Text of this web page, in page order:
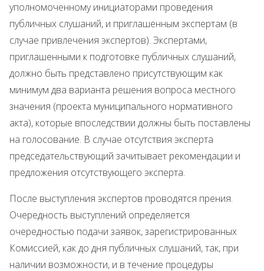
уполномоченному инициаторами проведения
публичных слушаний, и приглашенным экспертам (в
случае привлечения экспертов). Экспертами,
приглашенными к подготовке публичных слушаний,
должно быть представлено присутствующим как
минимум два варианта решения вопроса местного
значения (проекта муниципального нормативного
акта), которые впоследствии должны быть поставлены
на голосование. В случае отсутствия эксперта
председательствующий зачитывает рекомендации и
предложения отсутствующего эксперта.
После выступления экспертов проводятся прения.
Очередность выступлений определяется
очередностью подачи заявок, зарегистрированных
Комиссией, как до дня публичных слушаний, так, при
наличии возможности, и в течение процедуры